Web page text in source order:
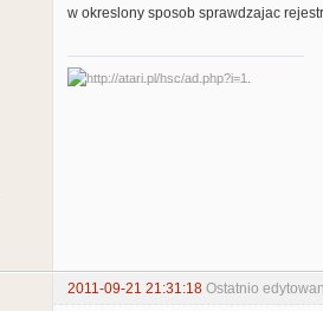
w okreslony sposob sprawdzajac
2011-09-21 21:31:18 Ostatnio